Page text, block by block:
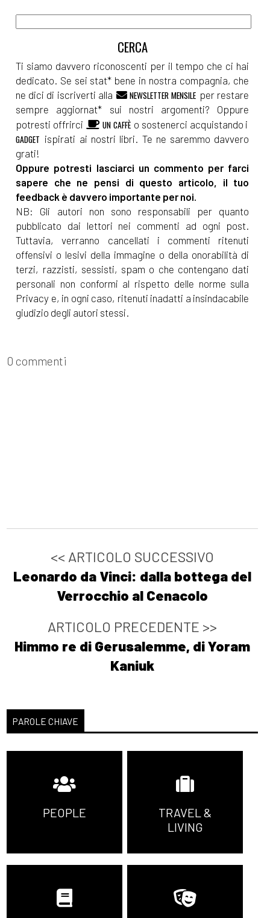
Ti siamo davvero riconoscenti per il tempo che ci hai
dedicato. Se sei stat* bene in nostra compagnia, che
ne dici di iscriverti alla
NEWSLETTER MENSILE per restare
sempre aggiornat* sui nostri argomenti? Oppure
potresti offrirci
UN CAFFÈ o sostenerci acquistando i
GADGET ispirati ai nostri libri. Te ne saremmo davvero
grati!
Oppure potresti lasciarci un commento per farci
sapere che ne pensi di questo articolo, il tuo
feedback è davvero importante per noi.
NB: Gli autori non sono responsabili per quanto
pubblicato dai lettori nei commenti ad ogni post.
Tuttavia, verranno cancellati i commenti ritenuti
offensivi o lesivi della immagine o della onorabilità di
terzi, razzisti, sessisti, spam o che contengano dati
personali non conformi al rispetto delle norme sulla
Privacy e, in ogni caso, ritenuti inadatti a insindacabile
giudizio degli autori stessi.
0 commenti
<< ARTICOLO SUCCESSIVO
Leonardo da Vinci: dalla bottega del
Verrocchio al Cenacolo
ARTICOLO PRECEDENTE >>
Himmo re di Gerusalemme, di Yoram
Kaniuk
PAROLE CHIAVE
PEOPLE
TRAVEL &
LIVING